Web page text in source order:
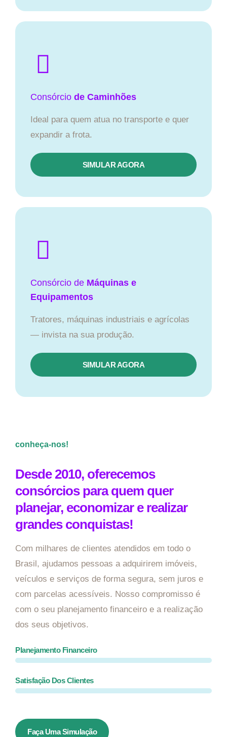
Consórcio de Caminhões
Ideal para quem atua no transporte e quer
expandir a frota.
SIMULAR AGORA
Consórcio de Máquinas e
Equipamentos
Tratores, máquinas industriais e agrícolas
— invista na sua produção.
SIMULAR AGORA
conheça-nos!
Desde 2010, oferecemos
consórcios para quem quer
planejar, economizar e realizar
grandes conquistas!
Com milhares de clientes atendidos em todo o
Brasil, ajudamos pessoas a adquirirem imóveis,
veículos e serviços de forma segura, sem juros e
com parcelas acessíveis. Nosso compromisso é
com o seu planejamento financeiro e a realização
dos seus objetivos.
Planejamento Financeiro
Satisfação Dos Clientes
Faça Uma Simulação